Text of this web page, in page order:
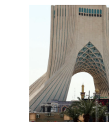
กล่าวเมื่อวันพุธที่ผ่
จะเน้นย้ำถึงความเ
ภูมิภาคก็ตาม